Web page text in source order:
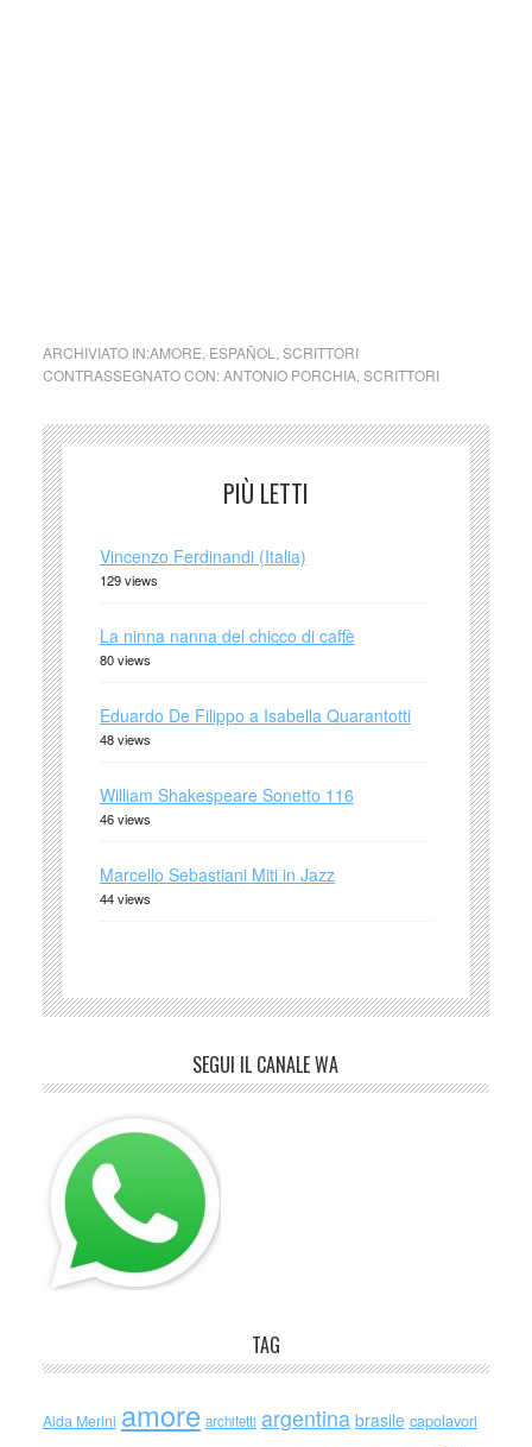
ARCHIVIATO IN:AMORE ESPAÑOL
SCRITTORI
CONTRASSEGNATO CON:ANTONIO PORCHIA, SCRITTORI
PIÙ LETTI
Vincenzo Ferdinandi (Italia)
129 views
La ninna nanna del chicco di caffè
80 views
Eduardo De Filippo a Isabella Quarantotti
48 views
William Shakespeare Sonetto 116
46 views
Marcello Sebastiani Miti in Jazz
44 views
SEGUI IL CANALE WA
TAG
Alda Merini amore architetti argentina brasile capolavori